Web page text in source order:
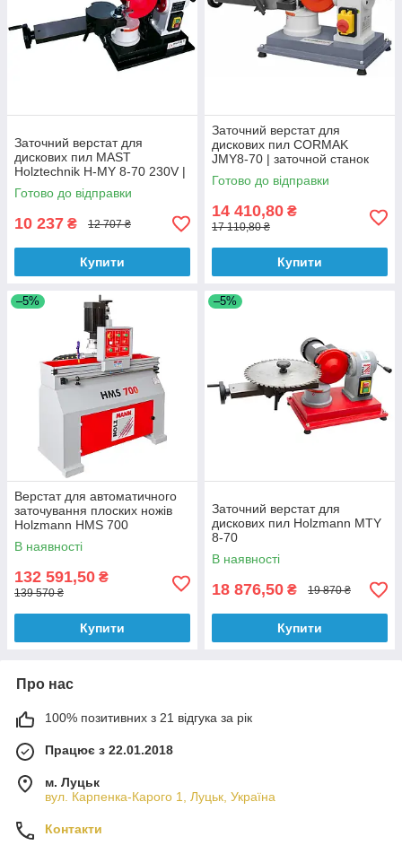
Заточний верстат для
дискових пил MAST
Holztechnik H-MY 8-70 230V |
заточной станок для
циркулярных дисков
Готово до відправки
10 237 ₴ 12 707 ₴
Купити
Заточний верстат для
дискових пил CORMAK
JMY8-70 | заточной станок
для циркулярных дисков
Готово до відправки
14 410,80 ₴
17 110,80 ₴
Купити
–5%
Верстат для автоматичного
заточування плоских ножів
Holzmann HMS 700
В наявності
132 591,50 ₴
139 570 ₴
Купити
–5%
Заточний верстат для
дискових пил Holzmann MTY
8-70
В наявності
18 876,50 ₴ 19 870 ₴
Купити
Про нас
100% позитивних з 21 відгука за рік
Працює з 22.01.2018
м. Луцьк
вул. Карпенка-Карого 1, Луцьк, Україна
Контакти